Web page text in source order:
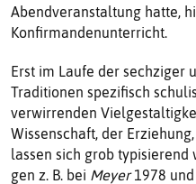
Abendveranstal­tung hatte,
Konfirman­denunterricht.
Erst im Laufe der sechziger
Traditionen spezifisch
verwirrenden
Wissenschaft, der
lassen sich grob
gen z. B. bei Meyer1978 und